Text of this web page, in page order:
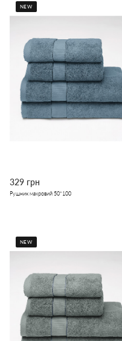
NEW
329 грн
Рушник махровий 50*100
NEW